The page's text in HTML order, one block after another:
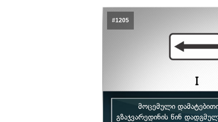
#1205
მოცემული
გზაჯვარედინის წინ